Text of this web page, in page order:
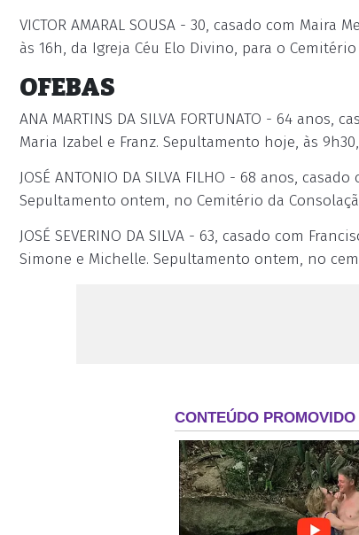
VICTOR AMARAL SOUSA - 30, casado com
às 16h, da Igreja Céu Elo Divino, para o
OFEBAS
ANA MARTINS DA SILVA FORTUNATO - 64
Maria Izabel e Franz. Sepultamento hoje, às
JOSÉ ANTONIO DA SILVA FILHO - 68 anos,
Sepultamento ontem, no Cemitério da
JOSÉ SEVERINO DA SILVA - 63, casado com
Simone e Michelle. Sepultamento ontem, no